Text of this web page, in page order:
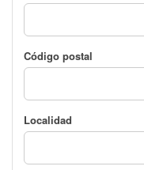
Código postal
Localidad